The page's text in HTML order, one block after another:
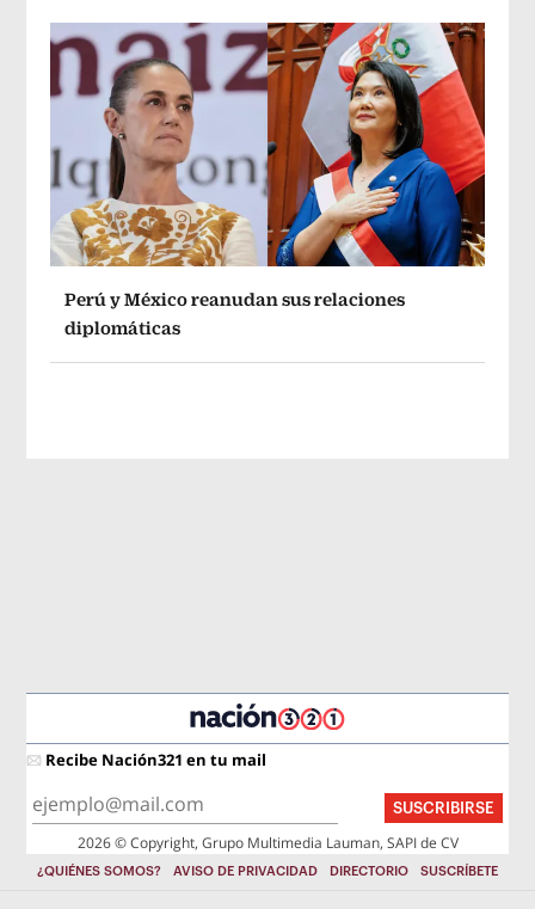
Perú y México reanudan sus relaciones
diplomáticas
Recibe Nación321 en tu mail
SUSCRIBIRSE
2026 © Copyright, Grupo Multimedia Lauman, SAPI de CV
¿QUIÉNES SOMOS? AVISO DE PRIVACIDAD DIRECTORIO SUSCRÍBETE